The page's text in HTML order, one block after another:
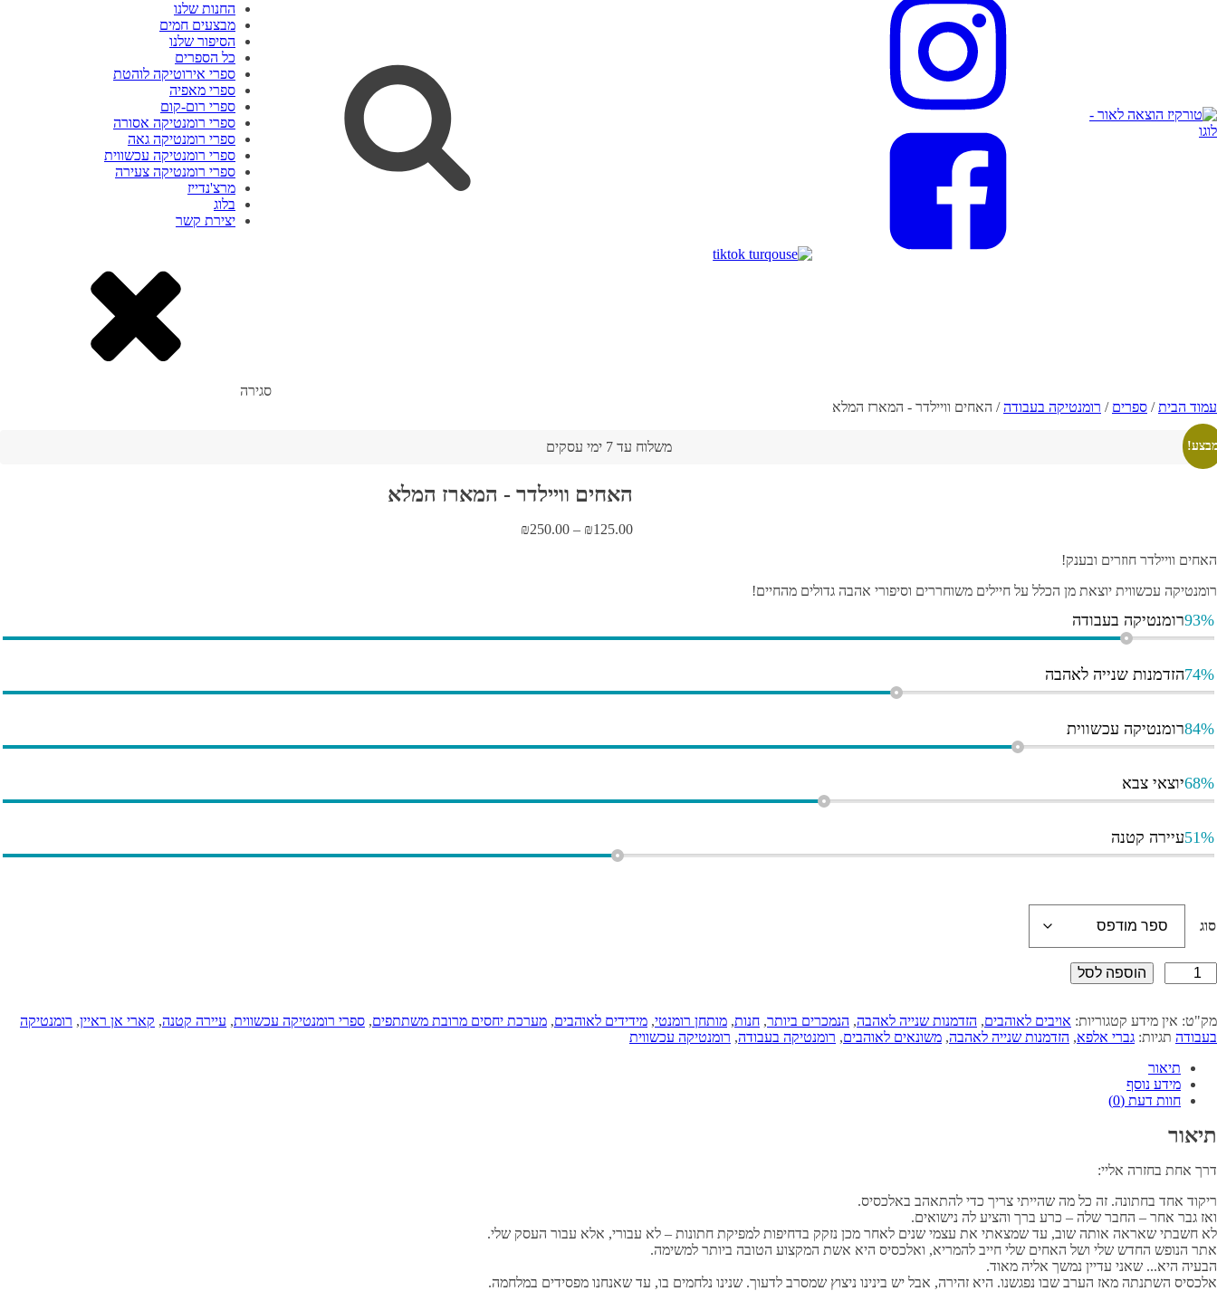
החנות שלנו
מבצעים חמים
הסיפור שלנו
כל הספרים
ספרי אירוטיקה לוהטת
ספרי מאפיה
ספרי רום-קום
ספרי רומנטיקה אסורה
ספרי רומנטיקה גאה
ספרי רומנטיקה עכשווית
ספרי רומנטיקה צעירה
מרצ'נדייז
בלוג
יצירת קשר
סגירה
עמוד הבית/ ספרים / רומנטיקה בעבודה/ האחים וויילדר - המארז המלא
משלוח עד 7 ימי עסקים
האחים וויילדר - המארז המלא
₪125.00
–
₪250.00
האחים וויילדר חוזרים ובענק!
רומנטיקה עכשווית יוצאת מן הכלל על חיילים משוחררים וסיפורי אהבה גדולים מהחיים!
רומנטיקה בעבודה93%
הזדמנות שנייה לאהבה74%
רומנטיקה עכשווית84%
יוצאי צבא68%
עיירה קטנה51%
סוג
כמות
של
וויילדר
-
המלא
הוספה לסל
מק"ט: אין מידע קטגוריות: אויבים לאוהבים, הזדמנות שנייה לאהבה, הנמכרים ביותר, חנות, מותחן רומנטי, מידידים לאוהבים, מערכת יחסים מרובת משתתפים, ספרי רומנטיקה עכשווית, עיירה קטנה, קארי אן ראיין, רומנטיקה
בעבודה תגיות: גברי אלפא, הזדמנות שנייה לאהבה, משונאים לאוהבים, רומנטיקה בעבודה, רומנטיקה עכשווית
תיאור
מידע נוסף
חוות דעת (0)
תיאור
דרך אחת בחזרה אליי:
ריקוד אחד בחתונה. זה כל מה שהייתי צריך כדי להתאהב באלכסיס.
ואז גבר אחר – החבר שלה – כרע ברך והציע לה נישואים.
לא חשבתי שאראה אותה שוב, עד שמצאתי את עצמי שנים לאחר מכן נזקק בדחיפות למפיקת חתונות – לא עבורי, אלא עבור העסק שלי.
אתר הנופש החדש שלי ושל האחים שלי חייב להמריא, ואלכסיס היא אשת המקצוע הטובה ביותר למשימה.
הבעיה היא... שאני עדיין נמשך אליה מאוד.
אלכסיס השתנתה מאז הערב שבו נפגשנו. היא זהירה, אבל יש בינינו ניצוץ שמסרב לדעוך. שנינו נלחמים בו, עד שאנחנו מפסידים במלחמה.